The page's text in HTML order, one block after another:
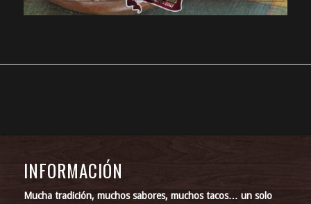
1 3 4
INFORMACIÓN
Mucha tradición, muchos sabores, muchos tacos… un solo